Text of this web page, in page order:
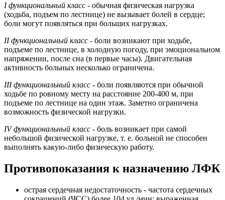
I функциональный класс - обычная физическая нагрузка
(ходьба, подъем по лестнице) не вызывает болей в сердце;
боли могут появляться при больших нагрузках.
II функциональный класс - боли возникают при ходьбе,
подъеме по лестнице, в холодную погоду, при эмоциональном
напряжении, после сна (в первые часы). Двигательная
активность больных несколько ограничена.
III функциональный класс - боли появляются при обычной
ходьбе по ровному месту на расстояние 200-400 м, при
подъеме по лестнице на один этаж. Заметно ограничена
возможность физической нагрузки.
IV функциональный класс - боль возникает при самой
небольшой физической нагрузке, т. е. больной не способен
выполнять какую-либо физическую работу.
Противопоказания к назначению ЛФК
острая сердечная недостаточность - частота сердечных